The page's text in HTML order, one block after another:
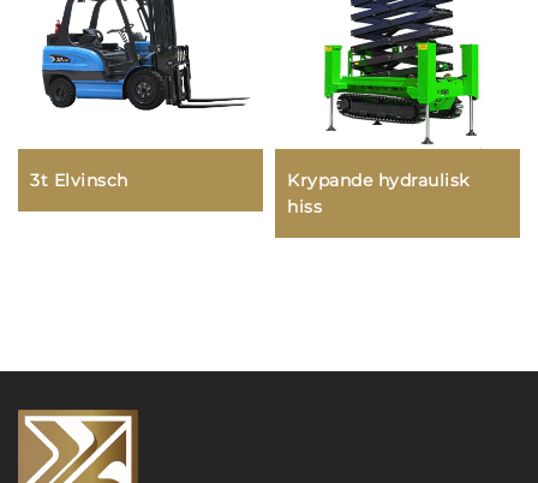
3t Elvinsch
Krypande hydraulisk
hiss